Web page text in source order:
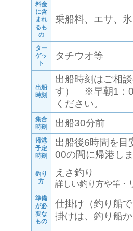
料金
に含
まれ
るも
の
乗船料、エサ、氷
ター
ゲッ
ト
タチウオ等
出船
時刻
出船時刻はご相
す） ※早朝1：
ください。
集合
時刻
出船30分前
帰港
予定
時刻
出船後6時間を
00の間に帰港し
釣り
方
えさ釣り
詳しい釣り方や竿・
準備
が必
要な
もの
仕掛け（釣り船
掛けは、釣り船